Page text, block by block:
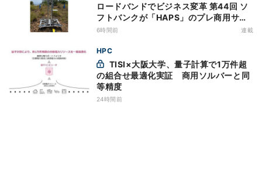
ロードバンドでビジネス変革 第44回 ソ
フトバンクが「HAPS」のプレ商用サー
ビス開始を表明、本格的な商用展開のめ
6時間前 連載
HPC
の組合せ最適化実証 商用ソルバーと同
等精度
24時間前